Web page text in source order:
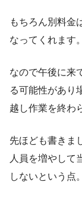
もちろん別料金
なってくれます。
なので午後に来
る可能性があり
越し作業を終わ
先ほども書きま
人員を増やして
しないという点。